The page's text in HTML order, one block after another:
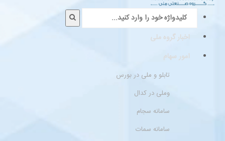
اخبار گروه ملی
امور سهام
تابلو و ملی در بورس
وملی در کدال
سامانه سجام
سامانه سمات